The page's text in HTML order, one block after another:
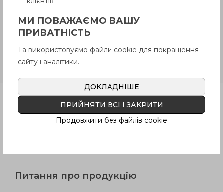
Покупцем.
ERZ-pСталева різьбова шпилька
Продукція
Питання про продукцію
МИ ПОВАЖАЄМО ВАШУ
ПРИВАТНІСТЬ
Та використовуємо файли cookie для покращення
сайту і аналітики.
ДОКЛАДНІШЕ
ПРИЙНЯТИ ВСІ І ЗАКРИТИ
Продовжити без файлів cookie